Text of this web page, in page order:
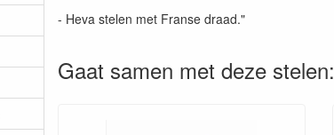
- Heva stelen met Franse draad."
Gaat samen met deze stelen: